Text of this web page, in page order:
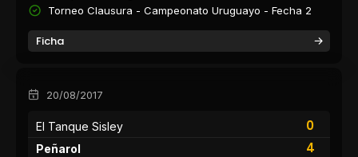
Torneo Clausura - Campeonato Uruguayo - Fecha 2
Ficha
20/08/2017
El Tanque Sisley
0
4
Peñarol